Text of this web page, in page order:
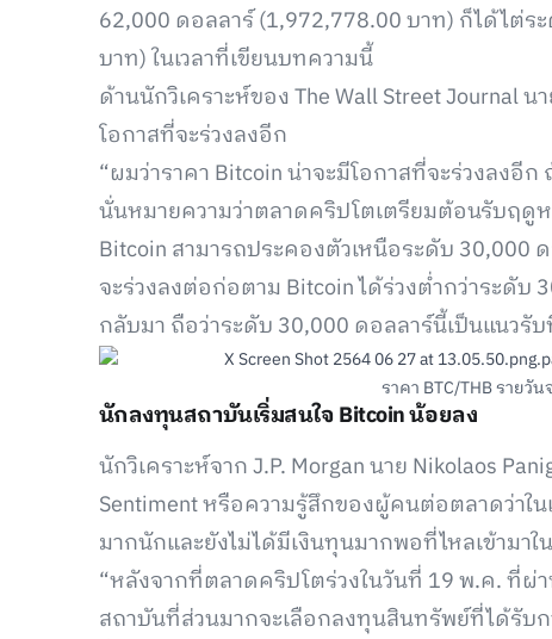
62,000 ดอลลาร์ (1,972,778.00 บาท) ก็ได้ไต่
บาท) ในเวลาที่เขียนบทความนี้
ด้านนักวิเคราะห์ของ The Wall Street Journal น
โอกาสที่จะร่วงลงอีก
“ผมว่าราคา Bitcoin น่าจะมีโอกาสที่จะร่วงลงอี
นั่นหมายความว่าตลาดคริปโตเตรียมต้อนรับฤดูห
Bitcoin สามารถประคองตัวเหนือระดับ 30,000
จะร่วงลงต่อก่อตาม Bitcoin ได้ร่วงต่ำกว่าระดับ
กลับมา ถือว่าระดับ 30,000 ดอลลาร์นี้เป็นแนวรั
ราคา BTC/THB รายวั
นักลงทุนสถาบันเริ่มสนใจ Bitcoin น้อยลง
นักวิเคราะห์จาก J.P. Morgan นาย Nikolaos
Sentiment หรือความรู้สึกของผู้คนต่อตลาดว่าใ
มากนักและยังไม่ได้มีเงินทุนมากพอที่ไหลเข้ามา
“หลังจากที่ตลาดคริปโตร่วงในวันที่ 19 พ.ค. ที่ผ่
สถาบันที่ส่วนมากจะเลือกลงทุนสินทรัพย์ที่ได้รับ